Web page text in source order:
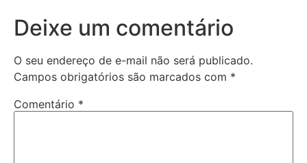
Deixe um comentário
O seu endereço de e-mail não será publicado.
Campos obrigatórios são marcados com *
Comentário *